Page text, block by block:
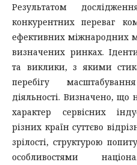
Результатом
конкурентних переваг
ефективних міжнародних
визначених ринках.
та виклики, з якими
перебігу
діяльності. Визначено,
характер сервісних
різних країн суттєво
зрілості, структурою
особливостями